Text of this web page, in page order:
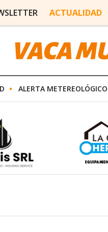
ACTUALIDAD
ALERTA METEREOLÓGICO